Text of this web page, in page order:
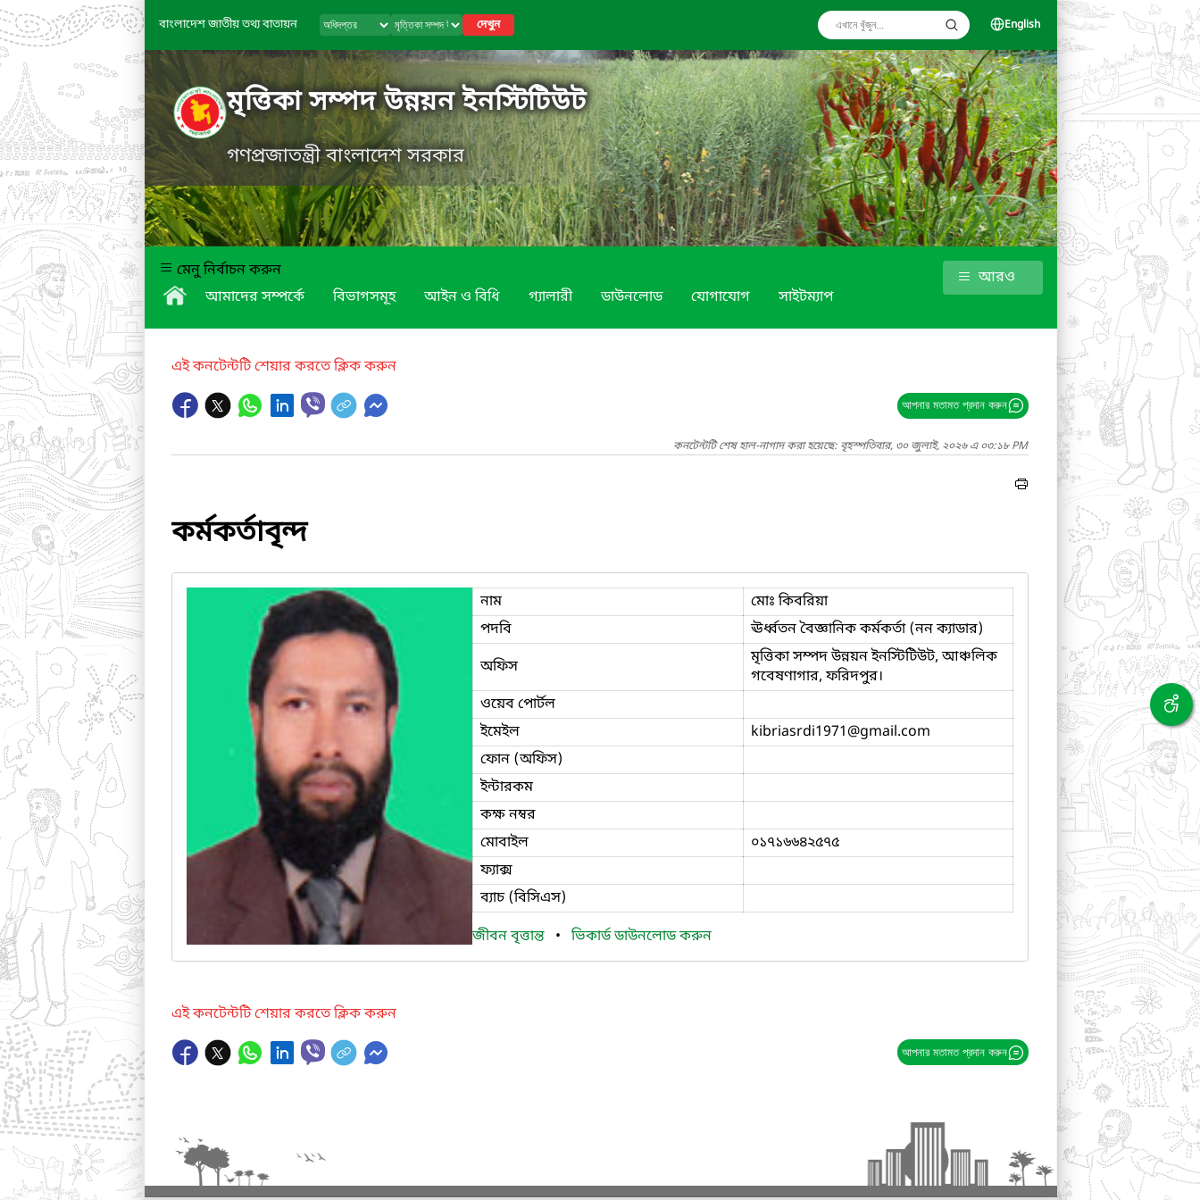
বাংলাদেশ জাতীয় তথ্য বাতায়ন দেখুন English
মৃত্তিকা সম্পদ উন্নয়ন ইনস্টিটিউট
গণপ্রজাতন্ত্রী বাংলাদেশ সরকার
মেনু নির্বাচন করুন
আমাদের সম্পর্কে
বিভাগসমূহ আইন ও বিধি গ্যালারী ডাউনলোড যোগাযোগ সাইটম্যাপ
আরও
এই কনটেন্টটি শেয়ার করতে ক্লিক করুন
আপনার মতামত প্রদান করুন
কনটেন্টটি শেষ হাল-নাগাদ করা হয়েছে: বৃহস্পতিবার, ৩০ জুলাই, ২০২৬ এ ০৩:১৮ PM
কর্মকর্তাবৃন্দ
নাম
মোঃ কিবরিয়া
পদবি
ঊর্ধ্বতন বৈজ্ঞানিক কর্মকর্তা (নন ক্যাডার)
অফিস
মৃত্তিকা সম্পদ উন্নয়ন ইনস্টিটিউট, আঞ্চলিক
গবেষণাগার, ফরিদপুর।
ওয়েব পোর্টল
ইমেইল
kibriasrdi1971@gmail.com
ফোন (অফিস)
ইন্টারকম
কক্ষ নম্বর
মোবাইল
০১৭১৬৬৪২৫৭৫
ফ্যাক্স
ব্যাচ (বিসিএস)
জীবন বৃত্তান্ত • ভিকার্ড ডাউনলোড করুন
এই কনটেন্টটি শেয়ার করতে ক্লিক করুন
আপনার মতামত প্রদান করুন